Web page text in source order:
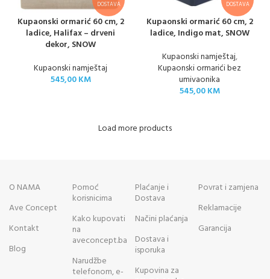
DOSTAVA
Kupaonski ormarić 60 cm, 2
ladice, Halifax – drveni
dekor, SNOW
Kupaonski namještaj
545,00KM
DOSTAVA
Kupaonski ormarić 60 cm, 2
ladice, Indigo mat, SNOW
Kupaonski namještaj,
Kupaonski ormarići bez
umivaonika
545,00KM
Load more products
O NAMA
Ave Concept
Kontakt
Blog
Pomoć
korisnicima
Kako kupovati
na
aveconcept.ba
Narudžbe
telefonom, e-
Plaćanje i
Dostava
Načini plaćanja
Dostava i
isporuka
Kupovina za
Povrat i zamjena
Reklamacije
Garancija